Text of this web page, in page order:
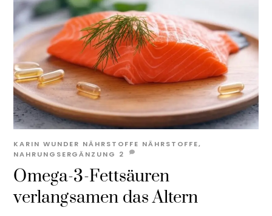
Omega-3-Fettsäuren
verlangsamen das Altern
KARIN WUNDER NÄHRSTOFFE NÄHRSTOFFE,
NAHRUNGSERGÄNZUNG 2